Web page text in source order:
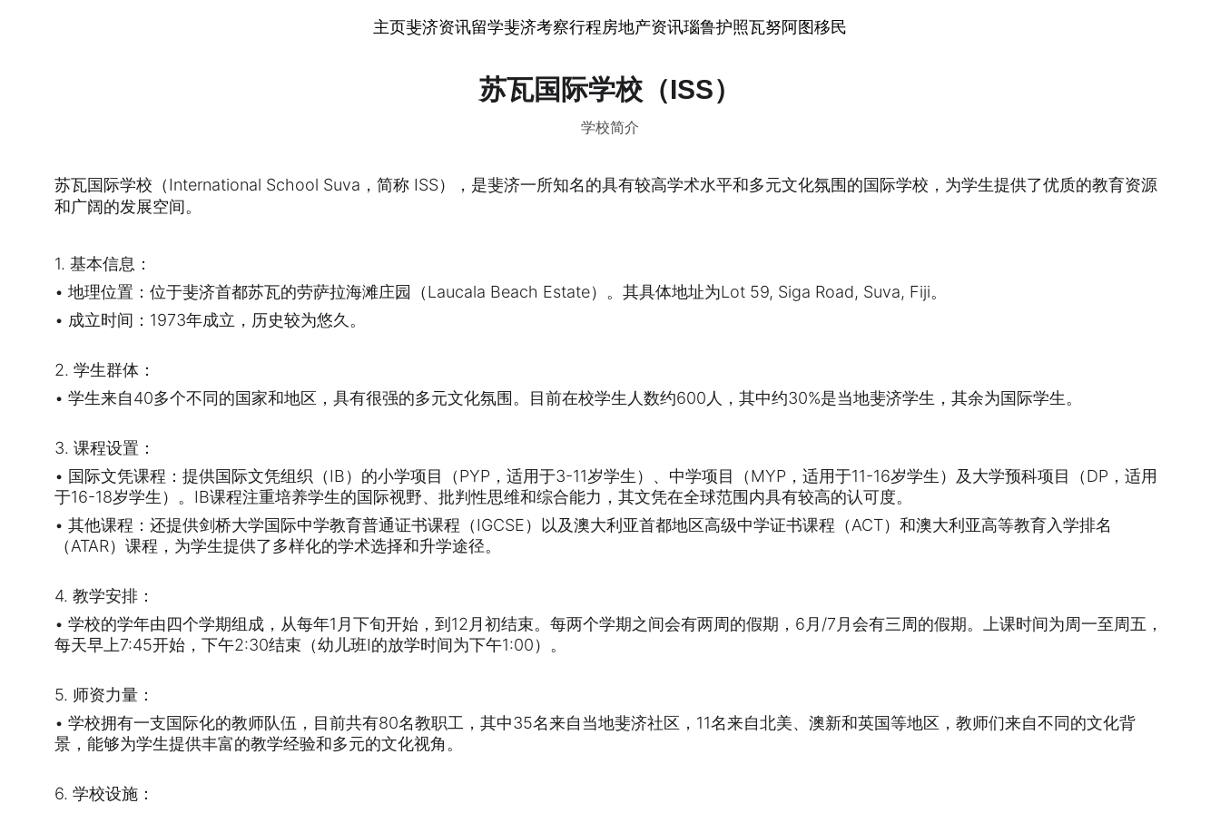
主页斐济资讯留学斐济考察行程房地产资讯瑙鲁护照瓦努阿图移民
苏瓦国际学校（ISS）
学校简介
苏瓦国际学校（International School Suva，简称 ISS），是斐济一所知名的具有较高学术水平和多元文化氛围的国际学校，为学生提供了优质的教育资源
和广阔的发展空间。
1. 基本信息：
• 地理位置：位于斐济首都苏瓦的劳萨拉海滩庄园（Laucala Beach Estate）。其具体地址为Lot 59, Siga Road, Suva, Fiji。
• 成立时间：1973年成立，历史较为悠久。
2. 学生群体：
• 学生来自40多个不同的国家和地区，具有很强的多元文化氛围。目前在校学生人数约600人，其中约30%是当地斐济学生，其余为国际学生。
3. 课程设置：
• 国际文凭课程：提供国际文凭组织（IB）的小学项目（PYP，适用于3-11岁学生）、中学项目（MYP，适用于11-16岁学生）及大学预科项目（DP，适用
于16-18岁学生）。IB课程注重培养学生的国际视野、批判性思维和综合能力，其文凭在全球范围内具有较高的认可度。
• 其他课程：还提供剑桥大学国际中学教育普通证书课程（IGCSE）以及澳大利亚首都地区高级中学证书课程（ACT）和澳大利亚高等教育入学排名
（ATAR）课程，为学生提供了多样化的学术选择和升学途径。
4. 教学安排：
• 学校的学年由四个学期组成，从每年1月下旬开始，到12月初结束。每两个学期之间会有两周的假期，6月/7月会有三周的假期。上课时间为周一至周五，
每天早上7:45开始，下午2:30结束（幼儿班I的放学时间为下午1:00）。
5. 师资力量：
• 学校拥有一支国际化的教师队伍，目前共有80名教职工，其中35名来自当地斐济社区，11名来自北美、澳新和英国等地区，教师们来自不同的文化背
景，能够为学生提供丰富的教学经验和多元的文化视角。
6. 学校设施：